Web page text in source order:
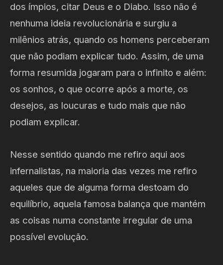
dos ímpios, citar Deus e o Diabo. Isso não é
nenhuma ideia revolucionária e surgiu a
milênios atrás, quando os homens perceberam
que não podiam explicar tudo. Assim, de uma
forma resumida jogaram para o infinito e além:
os sonhos, o que ocorre após a morte, os
desejos, as loucuras e tudo mais que não
podiam explicar.
Nesse sentido quando me refiro aqui aos
infernalistas, na maioria das vezes me refiro
aqueles que de alguma forma destoam do
equilíbrio, aquela famosa balança que mantém
as coisas numa constante irregular de uma
possível evolução.